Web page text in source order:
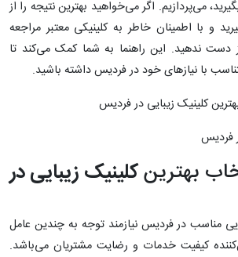
می‌پردازیم. اگر می‌خواهید بهترین نتیجه را از
و با اطمینان خاطر به کلینیکی معتبر مراجعه
دست ندهید. این راهنما به شما کمک می‌کند تا
با نیازهای خود در فردیس داشته باشید.
فردیس
بهترینکلینیک زیبایی در
مناسب در فردیس نیازمند توجه به چندین عامل
کیفیت خدمات و رضایت مشتریان می‌باشد.